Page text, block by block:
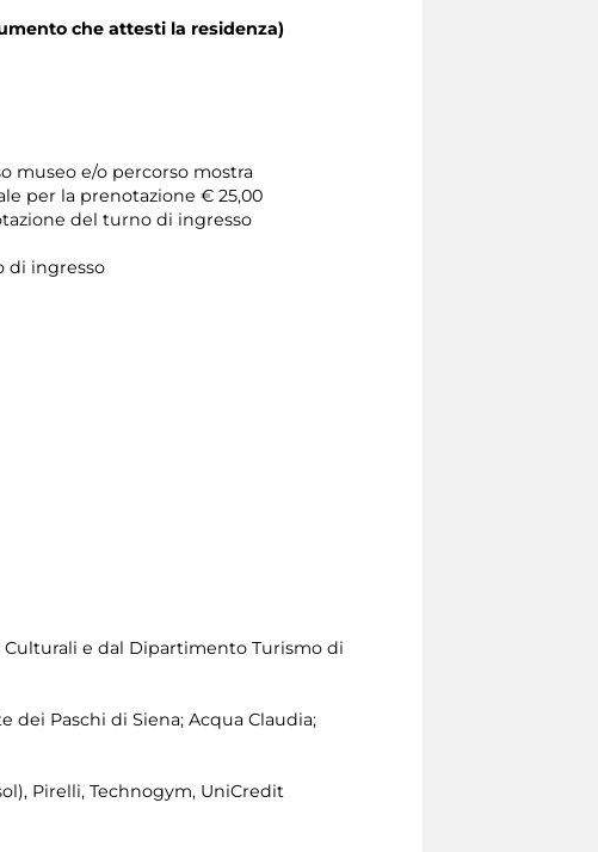
che attesti la residenza)
museo e/o percorso mostra
per la prenotazione € 25,00
del turno di ingresso
di ingresso
Culturali e dal Dipartimento Turismo di
dei Paschi di Siena; Acqua Claudia;
Pirelli, Technogym, UniCredit